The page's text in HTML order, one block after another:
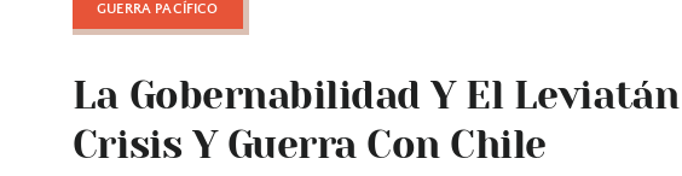
GUERRA PACÍFICO
La Gobernabilidad Y El
Crisis Y Guerra Con Chile